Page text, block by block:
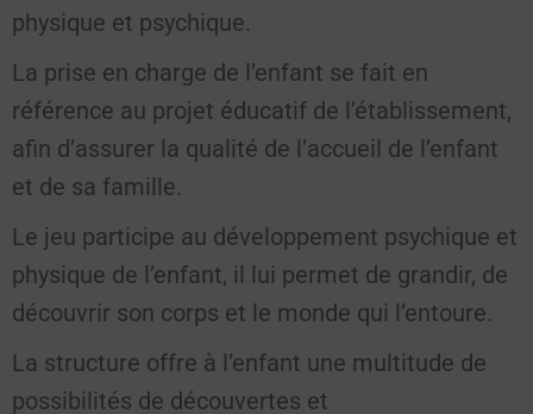
physique et psychique.
La prise en charge de l’enfant se fait en
référence au projet éducatif de l’établissement,
afin d’assurer la qualité de l’accueil de l’enfant
et de sa famille.
Le jeu participe au développement psychique et
physique de l’enfant, il lui permet de grandir, de
découvrir son corps et le monde qui l’entoure.
La structure offre à l’enfant une multitude de
possibilités de découvertes et